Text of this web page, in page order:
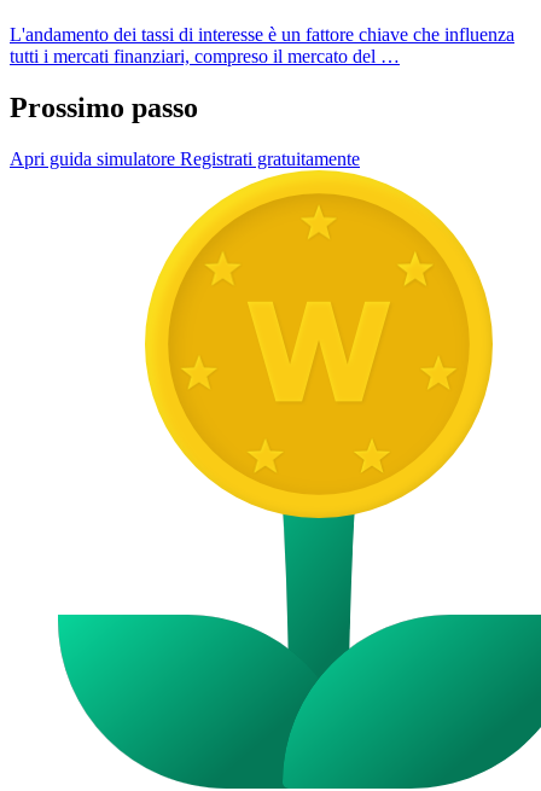
L'andamento dei tassi di interesse è un fattore chiave che influenza
tutti i mercati finanziari, compreso il mercato del …
Prossimo passo
Apri guida simulatore Registrati gratuitamente